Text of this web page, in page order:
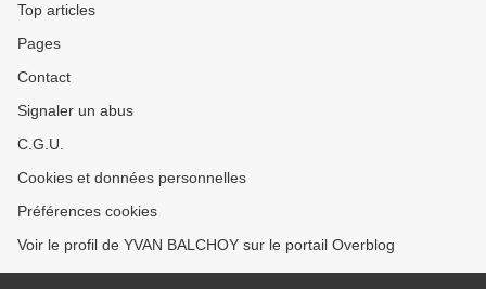
Top articles
Pages
Contact
Signaler un abus
C.G.U.
Cookies et données personnelles
Préférences cookies
Voir le profil de YVAN BALCHOY sur le portail Overblog